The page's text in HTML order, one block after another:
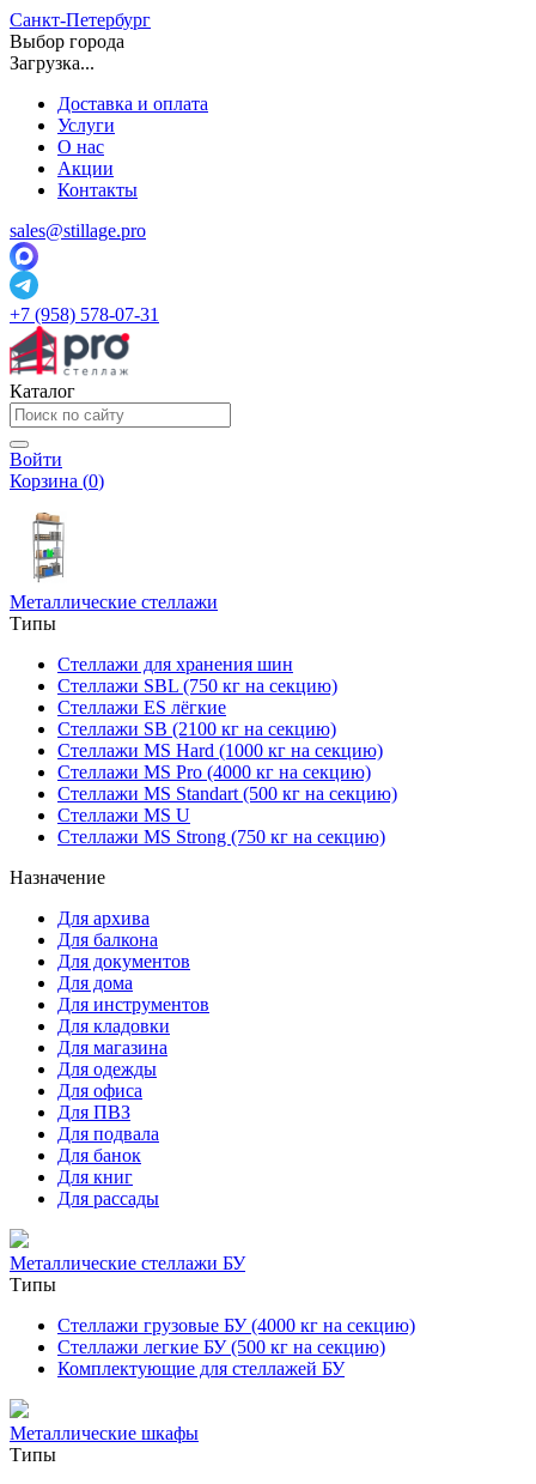
Санкт-Петербург
Выбор города
Загрузка...
Доставка и оплата
Услуги
О нас
Акции
Контакты
sales@stillage.pro
+7 (958) 578-07-31
Каталог
Войти
Корзина (0)
Металлические стеллажи
Типы
Стеллажи для хранения шин
Стеллажи SBL (750 кг на секцию)
Стеллажи ES лёгкие
Стеллажи SB (2100 кг на секцию)
Стеллажи MS Hard (1000 кг на секцию)
Стеллажи MS Pro (4000 кг на секцию)
Стеллажи MS Standart (500 кг на секцию)
Стеллажи MS U
Стеллажи MS Strong (750 кг на секцию)
Назначение
Для архива
Для балкона
Для документов
Для дома
Для инструментов
Для кладовки
Для магазина
Для одежды
Для офиса
Для ПВЗ
Для подвала
Для банок
Для книг
Для рассады
Металлические стеллажи БУ
Типы
Стеллажи грузовые БУ (4000 кг на секцию)
Стеллажи легкие БУ (500 кг на секцию)
Комплектующие для стеллажей БУ
Металлические шкафы
Типы